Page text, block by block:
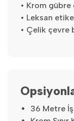
• Krom gübre
• Leksan
• Çelik çevre
36 Metre İş